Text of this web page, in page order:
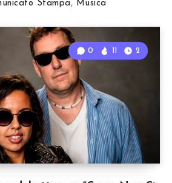
Stampa, Musica
0 11 2